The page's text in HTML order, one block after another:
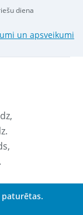
diena
un apsveikumi